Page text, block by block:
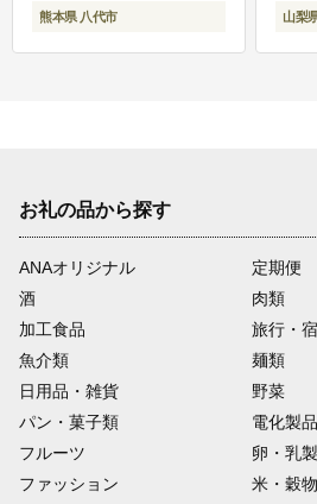
熊本県 八代市 山梨
お礼の品から探す
ANAオリジナル
定期便
酒
肉類
加工食品
旅行・
魚介類
麺類
日用品・雑貨
野菜
パン・菓子類
電化製品
フルーツ
卵・乳
ファッション
米・穀物